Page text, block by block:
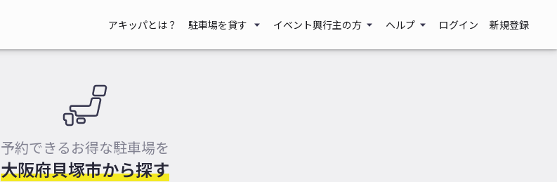
アキッパとは？ 駐車場を貸す イベント興行主の方 ヘルプ ログイン 新規登録
予約できるお得な駐車場を
大阪府貝塚市から探す